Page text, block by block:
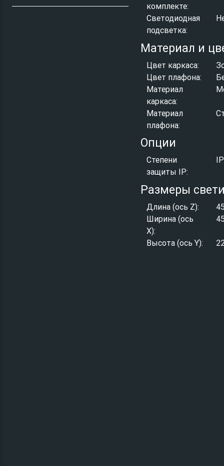
комплекте:
Светодиодная
подсветка:
Материал и
Цвет каркаса:
Цвет плафона:
Материал
каркаса:
Материал
плафона:
Опции
Степени
защиты IP:
Размеры
Длина (ось Z):
Ширина (ось
X):
Высота (ось Y):